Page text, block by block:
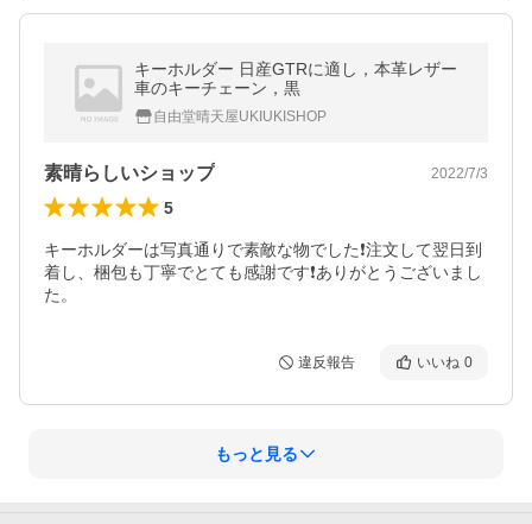
キーホルダー 日産GTRに適し，本革レザー
車のキーチェーン，黒
自由堂晴天屋UKIUKISHOP
素晴らしいショップ 2022/7/3
5
キーホルダーは写真通りで素敵な物でした❗️注文して翌日到
着し、梱包も丁寧でとても感謝です❗️ありがとうございまし
た。
違反報告 いいね 0
もっと見る